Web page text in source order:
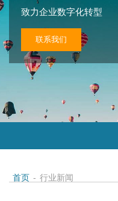
致力企业数字化转型
联系我们
首页 - 行业新闻